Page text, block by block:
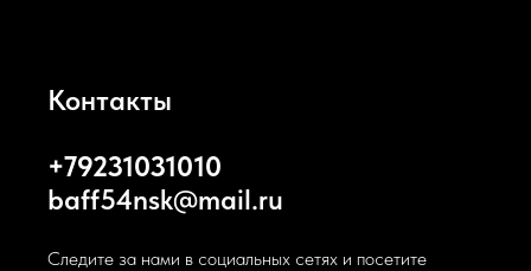
Контакты
+79231031010
baff54nsk@mail.ru
Следите за нами в социальных сетях и посетите